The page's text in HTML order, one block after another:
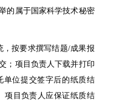
的属于国家科学技术秘密
按要求撰写结题/成果报
；项目负责人下载并打印
单位提交签字后的纸质结
项目负责人应保证纸质结